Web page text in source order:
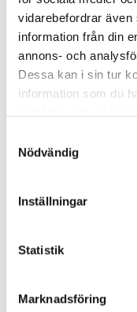
vidarebefordrar även
information från din
annons- och
Dessa kan i sin tur
information som du
Nödvändig
Inställningar
Statistik
Marknadsföring
Lättmonterad
lasthållarfot för Thule
takräcken, för fordon
integrerad reling.
1 795 kr
1 975 kr